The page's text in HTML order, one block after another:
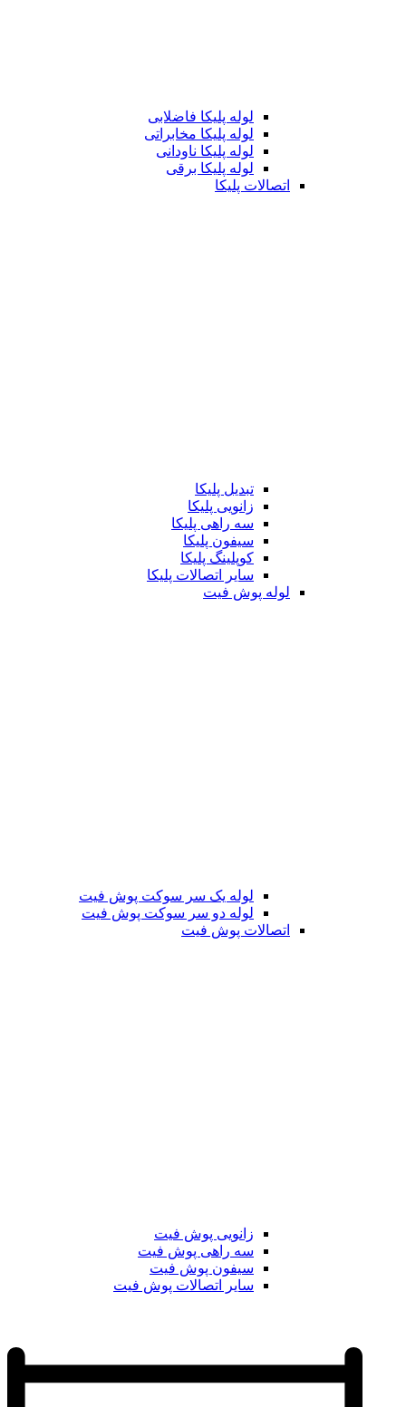
لوله پلیکا فاضلابی
لوله پلیکا مخابراتی
لوله پلیکا ناودانی
لوله پلیکا برقی
اتصالات پلیکا
تبدیل پلیکا
زانویی پلیکا
سه راهی پلیکا
سیفون پلیکا
کوپلینگ پلیکا
سایر اتصالات پلیکا
لوله پوش فیت
لوله یک سر سوکت پوش فیت
لوله دو سر سوکت پوش فیت
اتصالات پوش فیت
زانویی پوش فیت
سه راهی پوش فیت
سیفون پوش فیت
سایر اتصالات پوش فیت